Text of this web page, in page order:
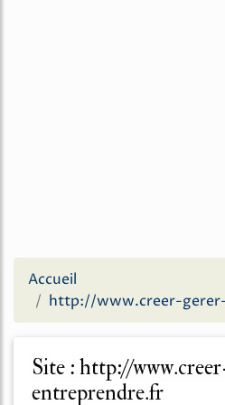
Accueil
http://www.creer-
Site : http://www.creer-gerer-
entreprendre.fr